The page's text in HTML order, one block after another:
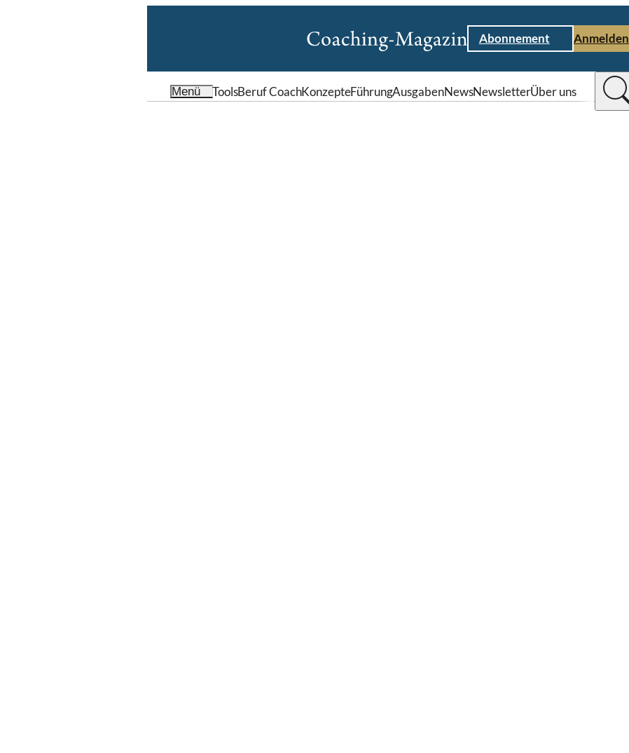
Abonnement Anmelden
Menü ToolsBeruf CoachKonzepteFührungAusgabenNewsNewsletterÜber uns